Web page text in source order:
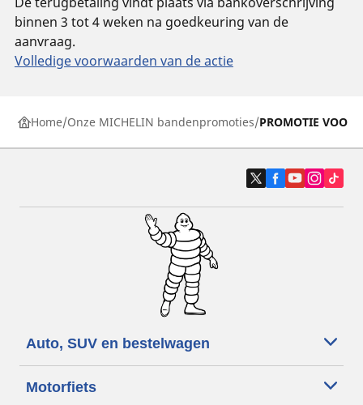
binnen 3 tot 4 weken na goedkeuring van de
aanvraag.
Volledige voorwaarden van de actie
Home Onze MICHELIN bandenpromoties PROMOTIE VOOR
Auto, SUV en bestelwagen
Motorfiets